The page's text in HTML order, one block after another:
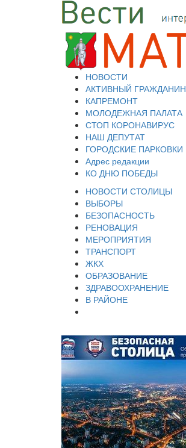
НОВОСТИ
АКТИВНЫЙ ГРАЖДАНИН
КАПРЕМОНТ
МОЛОДЕЖНАЯ ПАЛАТА
СТОП КОРОНАВИРУС
НАШ ДЕПУТАТ
ГОРОДСКИЕ ПАРКОВКИ
Адрес редакции
КО ДНЮ ПОБЕДЫ
НОВОСТИ СТОЛИЦЫ
ВЫБОРЫ
БЕЗОПАСНОСТЬ
РЕНОВАЦИЯ
МЕРОПРИЯТИЯ
ТРАНСПОРТ
ЖКХ
ОБРАЗОВАНИЕ
ЗДРАВООХРАНЕНИЕ
В РАЙОНЕ